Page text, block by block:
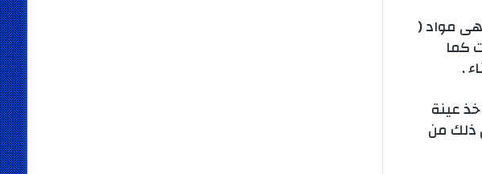
هى مواد (
كما
عينة
ذلك من